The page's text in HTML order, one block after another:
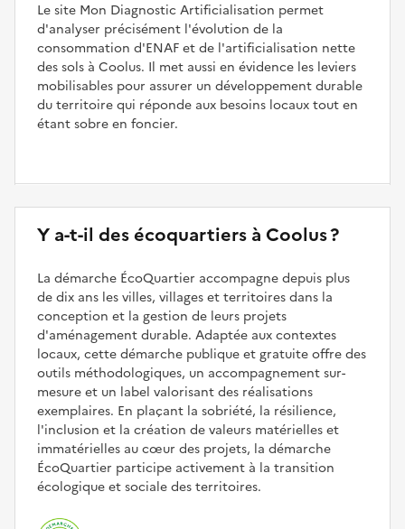
Le site Mon Diagnostic Artificialisation permet
d'analyser précisément l'évolution de la
consommation d'ENAF et de l'artificialisation nette
des sols à Coolus. Il met aussi en évidence les leviers
mobilisables pour assurer un développement durable
du territoire qui réponde aux besoins locaux tout en
étant sobre en foncier.
Y a-t-il des écoquartiers à Coolus ?
La démarche ÉcoQuartier accompagne depuis plus
de dix ans les villes, villages et territoires dans la
conception et la gestion de leurs projets
d'aménagement durable. Adaptée aux contextes
locaux, cette démarche publique et gratuite offre des
outils méthodologiques, un accompagnement sur-
mesure et un label valorisant des réalisations
exemplaires. En plaçant la sobriété, la résilience,
l'inclusion et la création de valeurs matérielles et
immatérielles au cœur des projets, la démarche
ÉcoQuartier participe activement à la transition
écologique et sociale des territoires.